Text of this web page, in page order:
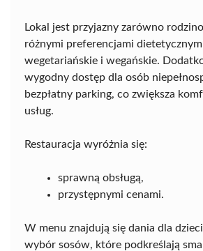
Lokal jest przyjazny zarówno
różnymi preferencjami
wegetariańskie i wegańskie.
wygodny dostęp dla osób
bezpłatny parking, co zwiększa
usług.
Restauracja wyróżnia się:
sprawną obsługą,
przystępnymi cenami.
W menu znajdują się dania dla
wybór sosów, które podkreślają